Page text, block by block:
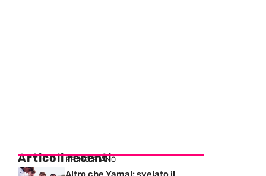
Articoli recenti
PRIMO PIANO